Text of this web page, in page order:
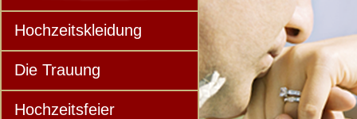
Hochzeitskleidung
Die Trauung
Hochzeitsfeier